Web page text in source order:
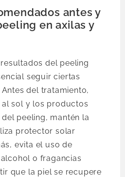
antes y
en axilas y
del peeling
seguir ciertas
del tratamiento,
sol y los productos
peeling, mantén la
protector solar
evita el uso de
o fragancias
que la piel se recupere